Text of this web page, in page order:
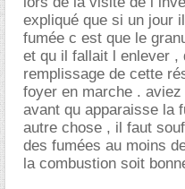
expliqué que si un jour
fumée c est que le
et qu il fallait l enlever ,
remplissage de cette
foyer en marche .
avant qu apparaisse la
autre chose , il faut
des fumées au moins
la combustion soit